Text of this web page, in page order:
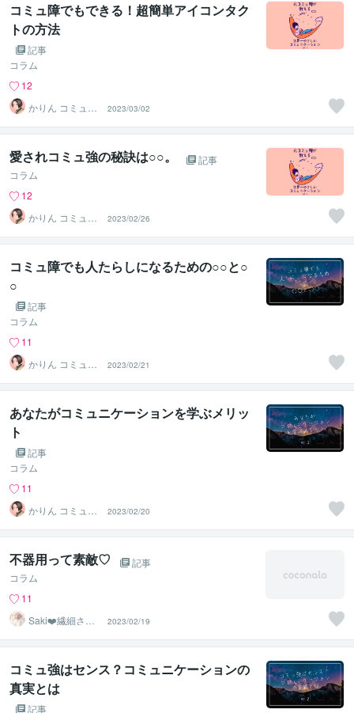
コミュ障でもできる！超簡単アイコンタク
トの方法
記事
コラム
12
かりん コミュ障
改善講師
2023/03/02
愛されコミュ強の秘訣は○○。
記事
コラム
12
かりん コミュ障
改善講師
2023/02/26
コミュ障でも人たらしになるための○○と○
○
記事
コラム
11
かりん コミュ障
改善講師
2023/02/21
あなたがコミュニケーションを学ぶメリッ
ト
記事
コラム
11
かりん コミュ障
改善講師
2023/02/20
不器用って素敵♡
記事
コラム
11
Saki❤️繊細さん
のハッピーサポ
ーター
2023/02/19
コミュ強はセンス？コミュニケーションの
真実とは
記事